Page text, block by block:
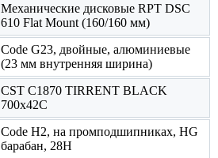
Механические дисковые RPT DSC
610 Flat Mount (160/160 мм)
Code G23, двойные, алюминиевые
(23 мм внутренняя ширина)
CST C1870 TIRRENT BLACK
700x42C
Code H2, на промподшипниках, HG
барабан, 28H